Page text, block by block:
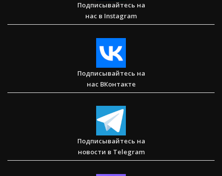
Подписывайтесь на
нас в Instagram
Подписывайтесь на
нас ВКонтакте
Подписывайтесь на
новости в Telegram